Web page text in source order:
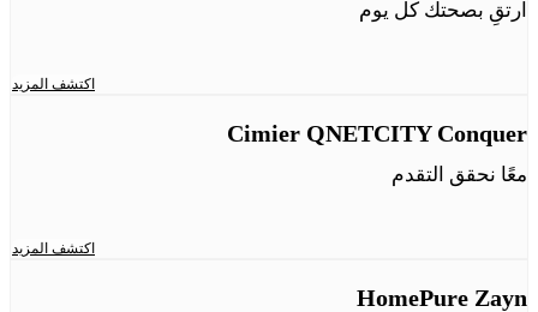
ارتقِ بصحتك كل يوم
اكتشف المزيد
Cimier QNETCITY Conquer
معًا نحقق التقدم
اكتشف المزيد
HomePure Zayn